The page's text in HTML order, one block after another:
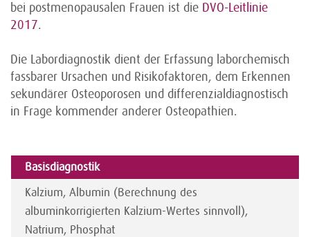
bei post­menopausalen Frauen ist die DVO-Leitlinie
2017.
Die Labordiagnostik dient der Erfassung laborchemisch
fassbarer Ursachen und Risikofaktoren, dem Erkennen
sekundärer Osteoporosen und differenzialdiagnostisch
in Frage kommender anderer Osteopathien.
Basisdiagnostik
Kalzium, Albumin (Berechnung des
albuminkorrigierten Kalzium-Wertes sinnvoll),
Natrium, Phosphat